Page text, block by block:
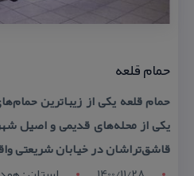
حمام قلعه
حمام قلعه یكی از زیباترین
یكی از محله‌های قدیمی و اصیل
قاشق‌تراشان در خیابان شریعتی